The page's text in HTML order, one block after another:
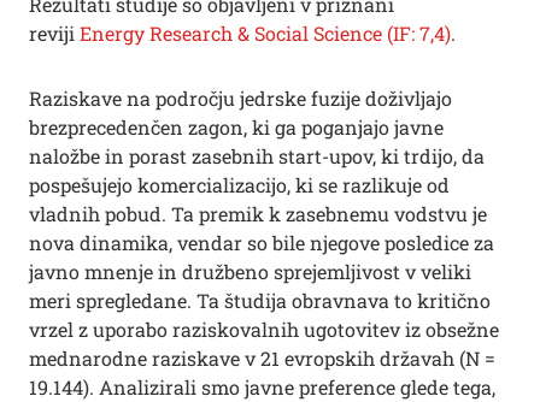
reviji Energy Research & Social Science (IF: 7,4).
Raziskave na področju jedrske fuzije doživljajo
brezprecedenčen zagon, ki ga poganjajo javne
naložbe in porast zasebnih start-upov, ki trdijo, da
pospešujejo komercializacijo, ki se razlikuje od
vladnih pobud. Ta premik k zasebnemu vodstvu je
nova dinamika, vendar so bile njegove posledice za
javno mnenje in družbeno sprejemljivost v veliki
meri spregledane. Ta študija obravnava to kritično
vrzel z uporabo raziskovalnih ugotovitev iz obsežne
mednarodne raziskave v 21 evropskih državah (N =
19.144). Analizirali smo javne preference glede tega,